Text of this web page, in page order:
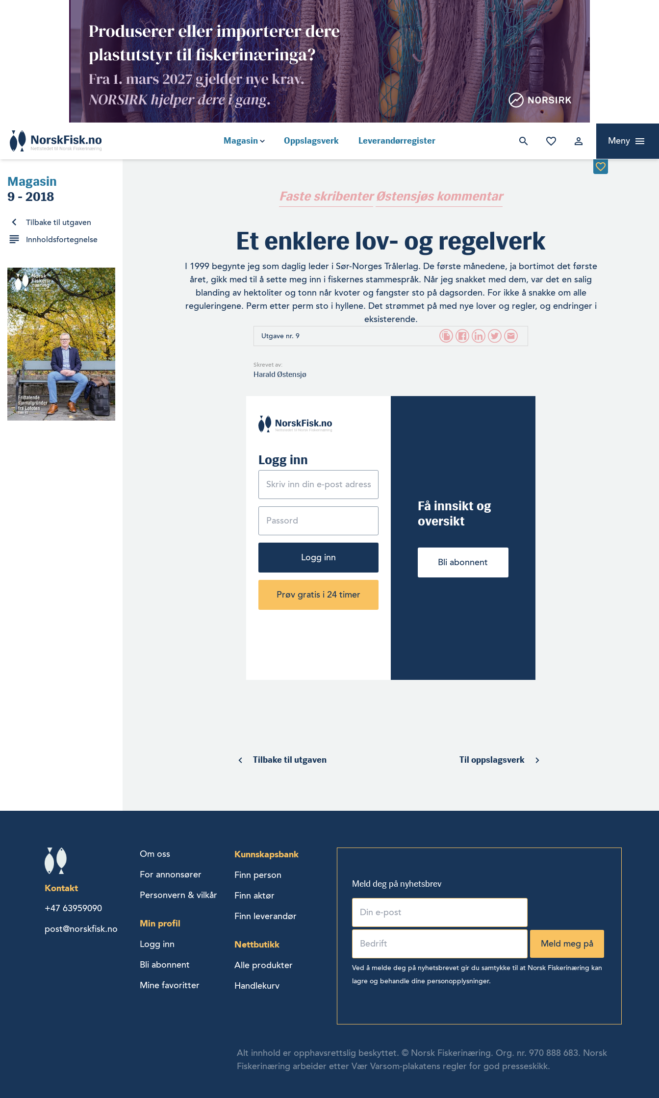
Magasin Oppslagsverk Leverandørregister Meny
Magasin
9 - 2018
Tilbake til utgaven
Innholdsfortegnelse
Faste skribenter Østensjøs kommentar
Et enklere lov- og regelverk
I 1999 begynte jeg som daglig leder i Sør-Norges Trålerlag. De første månedene, ja bortimot det første
året, gikk med til å sette meg inn i fiskernes stammespråk. Når jeg snakket med dem, var det en salig
blanding av hektoliter og tonn når kvoter og fangster sto på dagsorden. For ikke å snakke om alle
regulerin­gene. Perm etter perm sto i hyllene. Det strømmet på med nye lover og regler, og endringer i
eksisterende.
Utgave nr. 9
Skrevet av:
Harald Østensjø
Logg inn
Logg inn
Prøv gratis i 24 timer
Få innsikt og
oversikt
Bli abonnent
Tilbake til utgaven Til oppslagsverk
Kontakt
+47 63959090
post@norskfisk.no
Om oss
For annonsører
Personvern & vilkår
Min profil
Logg inn
Bli abonnent
Mine favoritter
Kunnskapsbank
Finn person
Finn aktør
Finn leverandør
Nettbutikk
Alle produkter
Handlekurv
Meld deg på nyhetsbrev
Ved å melde deg på nyhetsbrevet gir du samtykke til at Norsk Fiskerinæring kan
lagre og behandle dine personopplysninger.
Alt innhold er opphavsrettslig beskyttet. © Norsk Fiskerinæring. Org. nr. 970 888 683. Norsk
Fiskerinæring arbeider etter Vær Varsom-plakatens regler for god presseskikk.